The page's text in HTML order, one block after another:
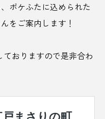
ぎ
ポケふたに込められた
をご案内します！
おりますので是非合わ